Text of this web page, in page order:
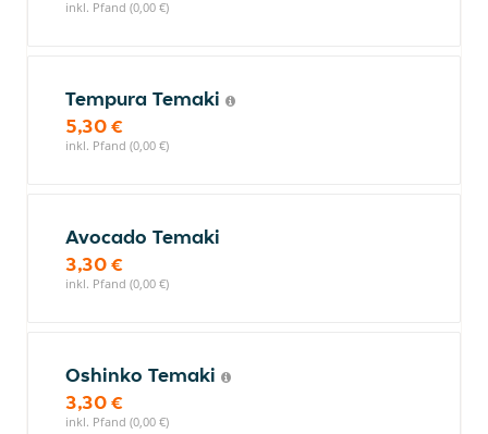
inkl. Pfand (0,00 €)
Tempura Temaki
5,30 €
inkl. Pfand (0,00 €)
Avocado Temaki
3,30 €
inkl. Pfand (0,00 €)
Oshinko Temaki
3,30 €
inkl. Pfand (0,00 €)